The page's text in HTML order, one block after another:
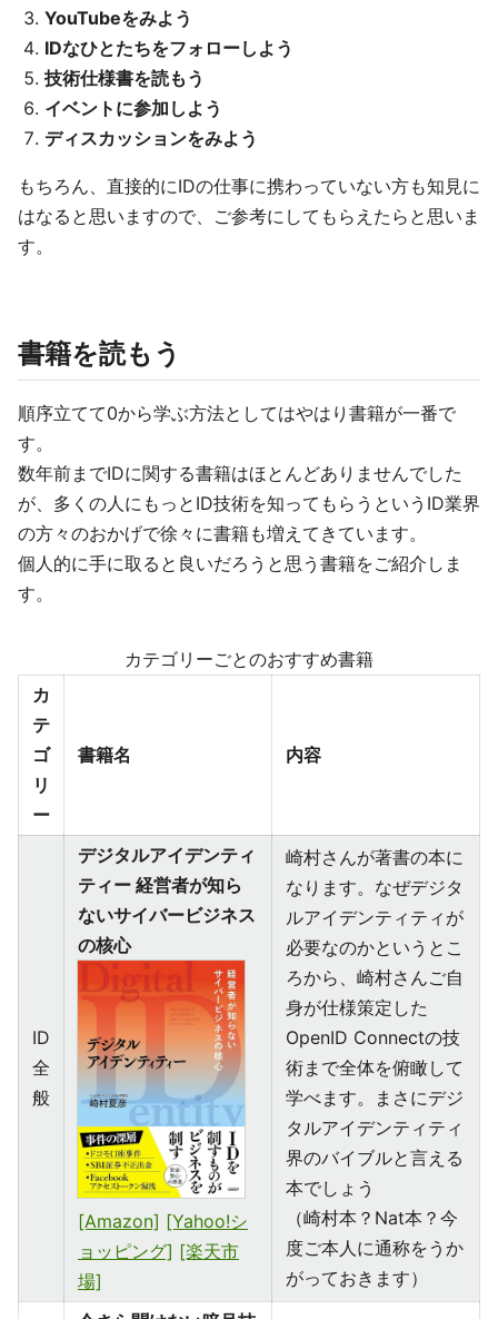
YouTubeをみよう
IDなひとたちをフォローしよう
技術仕様書を読もう
イベントに参加しよう
ディスカッションをみよう
もちろん、直接的にIDの仕事に携わっていない方も知見に
はなると思いますので、ご参考にしてもらえたらと思いま
す。
書籍を読もう
順序立てて0から学ぶ方法としてはやはり書籍が一番で
す。
数年前までIDに関する書籍はほとんどありませんでした
が、多くの人にもっとID技術を知ってもらうというID業界
の方々のおかげで徐々に書籍も増えてきています。
個人的に手に取ると良いだろうと思う書籍をご紹介しま
す。
カテゴリーごとのおすすめ書籍
カ
テ
ゴ
リ
ー
書籍名 内容
ID
全
般
デジタルアイデンティ
ティー 経営者が知ら
ないサイバービジネス
の核心
[Amazon] [Yahoo!シ
ョッピング] [楽天市
場]
崎村さんが著書の本に
なります。なぜデジタ
ルアイデンティティが
必要なのかというとこ
ろから、崎村さんご自
身が仕様策定した
OpenID Connectの技
術まで全体を俯瞰して
学べます。まさにデジ
タルアイデンティティ
界のバイブルと言える
本でしょう
（崎村本？Nat本？今
度ご本人に通称をうか
がっておきます）